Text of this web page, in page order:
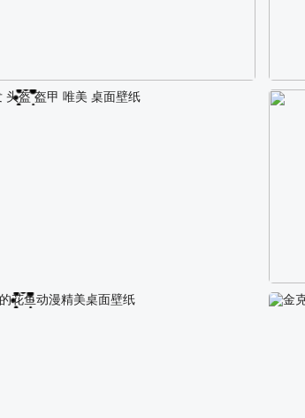
女4K电脑壁纸 巴图
盔 盔甲 唯美 桌面壁纸